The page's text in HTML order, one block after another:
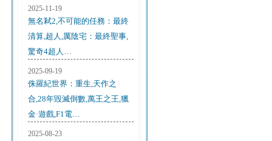
2025-11-19
無名弒2,不可能的任務：最終
清算,超人,厲陰宅：最終聖事,
驚奇4超人…
2025-09-19
侏羅紀世界：重生,天作之
合,28年毀滅倒數,萬王之王,獵
金·遊戲,F1電…
2025-08-23